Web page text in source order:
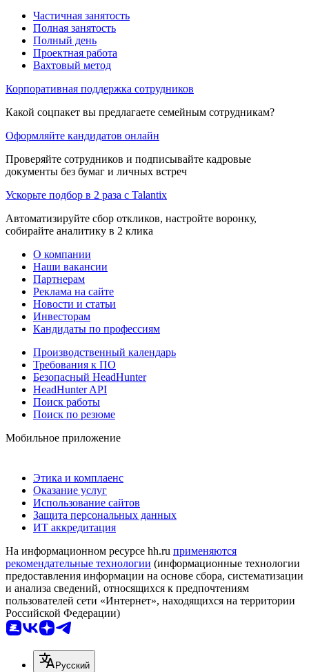
Частичная занятость
Полная занятость
Полный день
Проектная работа
Вахтовый метод
Корпоративная поддержка сотрудников
Какой соцпакет вы предлагаете семейным сотрудникам?
Оформляйте кандидатов онлайн
Проверяйте сотрудников и подписывайте кадровые
документы без бумаг и личных встреч
Ускорьте подбор в 2 раза с Talantix
Автоматизируйте сбор откликов, настройте воронку,
собирайте аналитику в 2 клика
О компании
Наши вакансии
Партнерам
Реклама на сайте
Новости и статьи
Инвесторам
Кандидаты по профессиям
Производственный календарь
Требования к ПО
Безопасный HeadHunter
HeadHunter API
Поиск работы
Поиск по резюме
Мобильное приложение
Этика и комплаенс
Оказание услуг
Использование сайтов
Защита персональных данных
ИТ аккредитация
На информационном ресурсе hh.ru применяются
рекомендательные технологии (информационные технологии
предоставления информации на основе сбора, систематизации
и анализа сведений, относящихся к предпочтениям
пользователей сети «Интернет», находящихся на территории
Российской Федерации)
Русский